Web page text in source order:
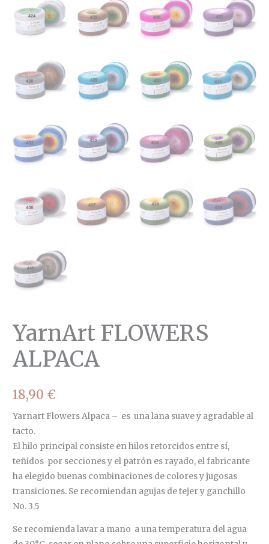
YarnArt FLOWERS
ALPACA
18,90 €
Yarnart Flowers Alpaca – es una lana suave y agradable al
tacto.
El hilo principal consiste en hilos retorcidos entre sí,
teñidos por secciones y el patrón es rayado, el fabricante
ha elegido buenas combinaciones de colores y jugosas
transiciones. Se recomiendan agujas de tejer y ganchillo
No. 3.5
Se recomienda lavar a mano a una temperatura del agua